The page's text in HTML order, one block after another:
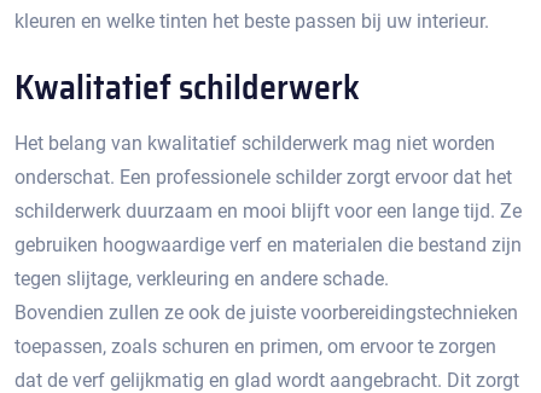
kleuren en welke tinten het beste passen bij uw interieur.​
Kwalitatief schilderwerk
Het belang van kwalitatief schilderwerk mag niet worden
onderschat.​ Een professionele schilder zorgt ervoor dat het
schilderwerk duurzaam en mooi blijft voor een lange tijd. Ze
gebruiken hoogwaardige verf en materialen die bestand zijn
tegen slijtage, verkleuring en andere schade.​
Bovendien zullen ze ook de juiste voorbereidingstechnieken
toepassen, zoals schuren en primen, om ervoor te zorgen
dat de verf gelijkmatig en glad wordt aangebracht.​ Dit zorgt